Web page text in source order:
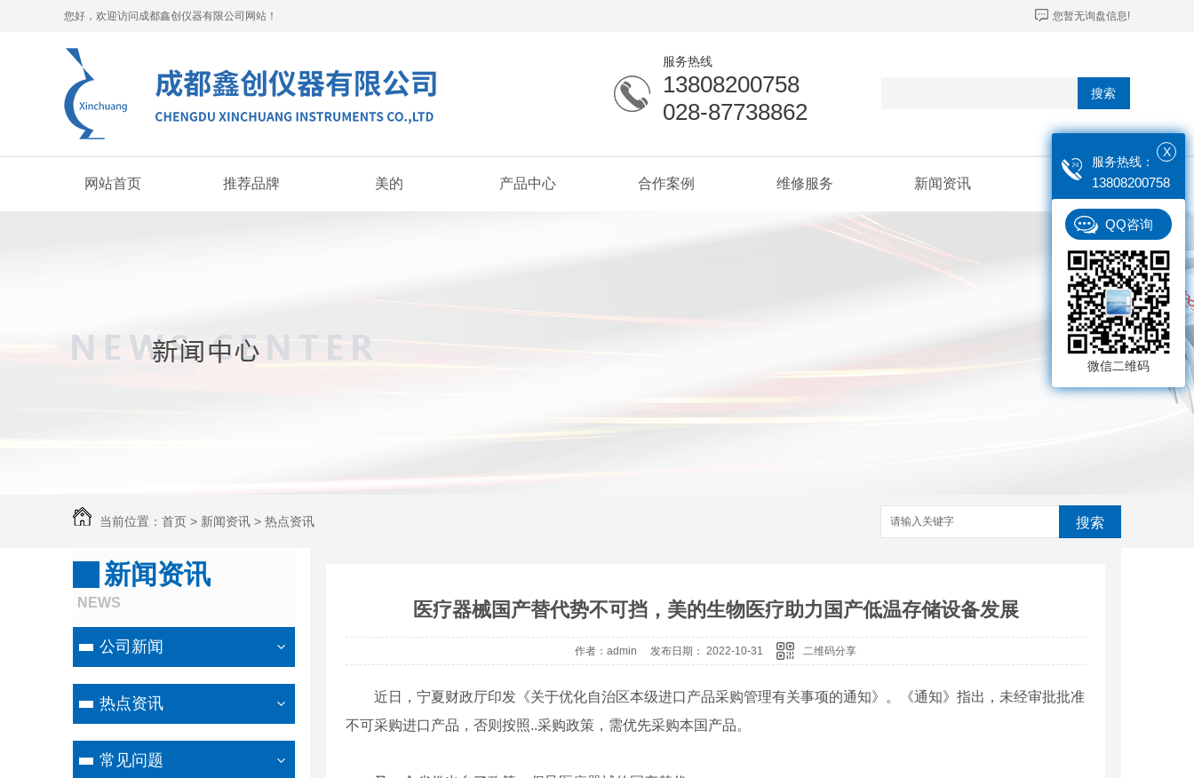
您好，欢迎访问成都鑫创仪器有限公司网站！ 您暂无询盘信息!
服务热线
13808200758
028-87738862
搜索
网站首页 推荐品牌 美的 产品中心 合作案例 维修服务 新闻资讯 联系我们
当前位置： 首页 > 新闻资讯 > 热点资讯 搜索
新闻资讯
NEWS
公司新闻
热点资讯
常见问题
医疗器械国产替代势不可挡，美的生物医疗助力国产低温存储设备发展
作者：admin 发布日期： 2022-10-31 二维码分享
近日，宁夏财政厅印发《关于优化自治区本级进口产品采购管理有关事项的通知》。《通知》指出，未经审批批准
不可采购进口产品，否则按照..采购政策，需优先采购本国产品。
X
服务热线：
13808200758
QQ咨询
微信二维码